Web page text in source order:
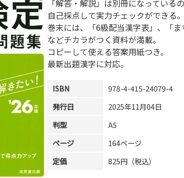
「解答・解説」は別冊になっている
自己採点して実力チェックができる。
巻末には、「6級配当漢字表」、「ま
などチカラがつく資料が満載。
コピーして使える答案用紙つき。
最新出題漢字に対応。
ISBN
978-4-415-24079-4
発行日
2025年11月04日
判型
A5
ページ
164ページ
定価
825円（税込）